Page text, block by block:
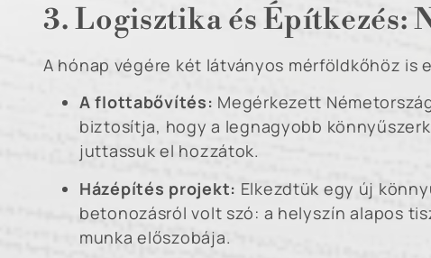
3. Logisztika és Építkezés:
A hónap végére két látványos mérföldkőhöz is
A flottabővítés: Megérkezett
biztosítja, hogy a legnagyobb
juttassuk el hozzátok.
Házépítés projekt: Elkezdtük egy új
betonozásról volt szó: a helyszín alapos
munka előszobája.